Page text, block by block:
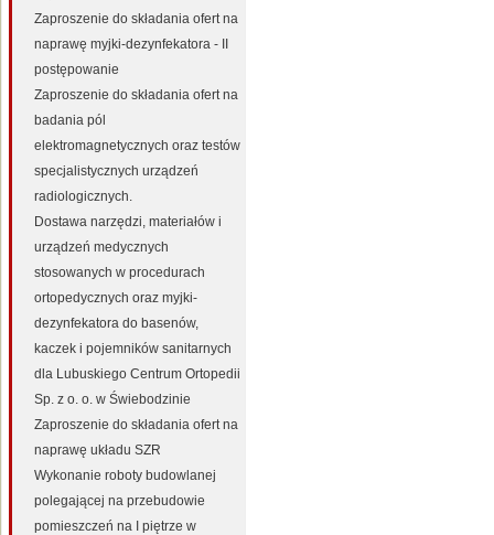
Zaproszenie do składania ofert na
naprawę myjki-dezynfekatora - II
postępowanie
Zaproszenie do składania ofert na
badania pól
elektromagnetycznych oraz testów
specjalistycznych urządzeń
radiologicznych.
Dostawa narzędzi, materiałów i
urządzeń medycznych
stosowanych w procedurach
ortopedycznych oraz myjki-
dezynfekatora do basenów,
kaczek i pojemników sanitarnych
dla Lubuskiego Centrum Ortopedii
Sp. z o. o. w Świebodzinie
Zaproszenie do składania ofert na
naprawę układu SZR
Wykonanie roboty budowlanej
polegającej na przebudowie
pomieszczeń na I piętrze w